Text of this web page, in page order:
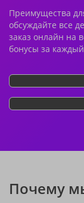
Преимущества
обсуждайте все
заказ онлайн на
бонусы за каждый
Почему